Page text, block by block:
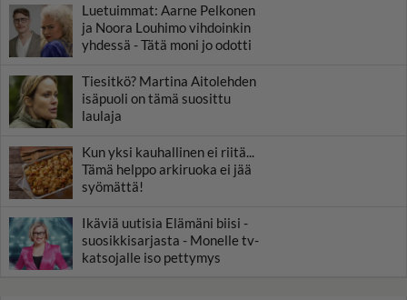
Luetuimmat: Aarne Pelkonen
ja Noora Louhimo vihdoinkin
yhdessä - Tätä moni jo odotti
Tiesitkö? Martina Aitolehden
isäpuoli on tämä suosittu
laulaja
Kun yksi kauhallinen ei riitä...
Tämä helppo arkiruoka ei jää
syömättä!
Ikäviä uutisia Elämäni biisi -
suosikkisarjasta - Monelle tv-
katsojalle iso pettymys